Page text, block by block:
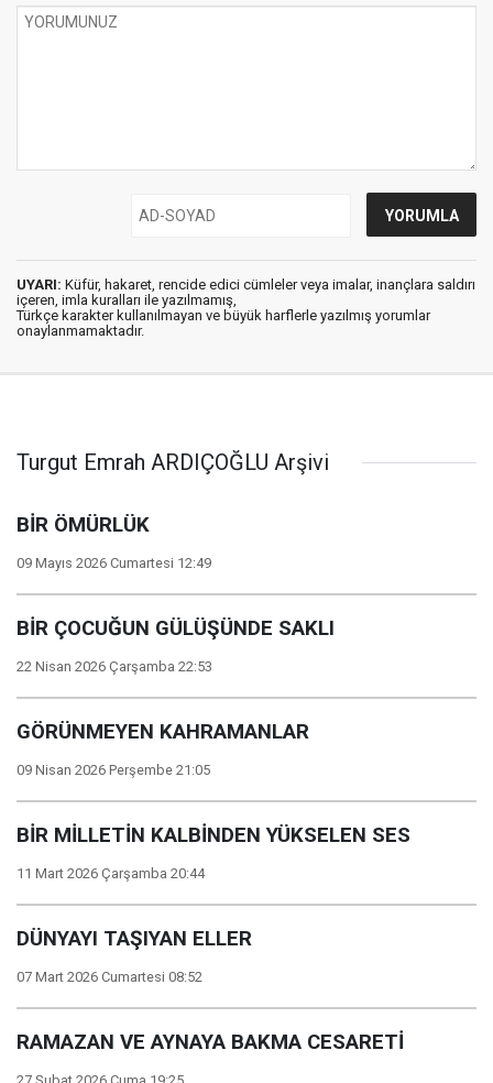
UYARI: Küfür, hakaret, rencide edici cümleler veya imalar, inançlara saldırı
içeren, imla kuralları ile yazılmamış,
Türkçe karakter kullanılmayan ve büyük harflerle yazılmış yorumlar
onaylanmamaktadır.
Turgut Emrah ARDIÇOĞLU Arşivi
BİR ÖMÜRLÜK
09 Mayıs 2026 Cumartesi 12:49
BİR ÇOCUĞUN GÜLÜŞÜNDE SAKLI
22 Nisan 2026 Çarşamba 22:53
GÖRÜNMEYEN KAHRAMANLAR
09 Nisan 2026 Perşembe 21:05
BİR MİLLETİN KALBİNDEN YÜKSELEN SES
11 Mart 2026 Çarşamba 20:44
DÜNYAYI TAŞIYAN ELLER
07 Mart 2026 Cumartesi 08:52
RAMAZAN VE AYNAYA BAKMA CESARETİ